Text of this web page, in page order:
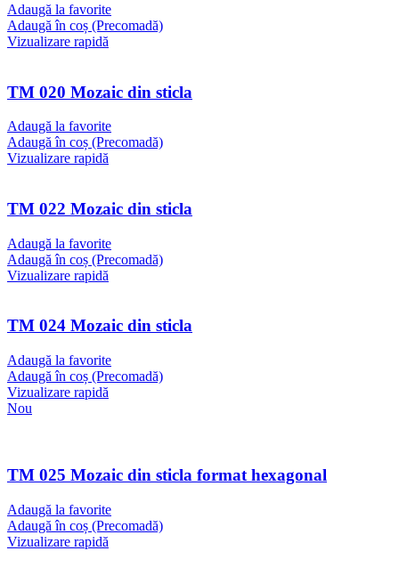
Adaugă la favorite
Adaugă în coș (Precomadă)
Vizualizare rapidă
TM 020 Mozaic din sticla
Adaugă la favorite
Adaugă în coș (Precomadă)
Vizualizare rapidă
TM 022 Mozaic din sticla
Adaugă la favorite
Adaugă în coș (Precomadă)
Vizualizare rapidă
TM 024 Mozaic din sticla
Adaugă la favorite
Adaugă în coș (Precomadă)
Vizualizare rapidă
Nou
TM 025 Mozaic din sticla format hexagonal
Adaugă la favorite
Adaugă în coș (Precomadă)
Vizualizare rapidă